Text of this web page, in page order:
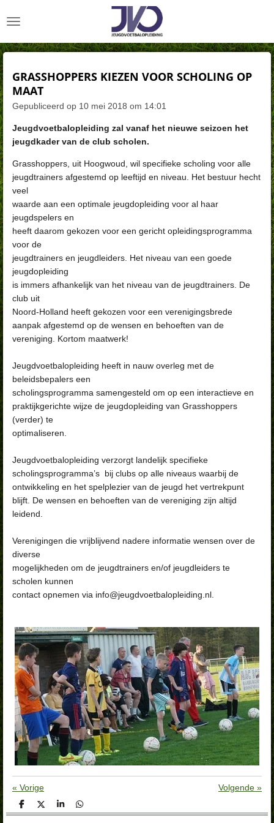
direct
de
GRASSHOPPERS KIEZEN VOOR SCHOLING OP
MAAT
Gepubliceerd op 10 mei 2018 om 14:01
Jeugdvoetbalopleiding zal vanaf het nieuwe seizoen het
jeugdkader van de club scholen.
Grasshoppers, uit Hoogwoud, wil specifieke scholing voor alle
jeugdtrainers afgestemd op leeftijd en niveau. Het bestuur hecht
veel
waarde aan een optimale jeugdopleiding voor al haar
jeugdspelers en
heeft daarom gekozen voor een gericht opleidingsprogramma
voor de
jeugdtrainers en jeugdleiders. Het niveau van een goede
jeugdopleiding
is immers afhankelijk van het niveau van de jeugdtrainers. De
club uit
Noord-Holland heeft gekozen voor een verenigingsbrede
aanpak afgestemd op de wensen en behoeften van de
vereniging. Kortom maatwerk!
Jeugdvoetbalopleiding heeft in nauw overleg met de
beleidsbepalers een
scholingsprogramma samengesteld om op een interactieve en
praktijkgerichte wijze de jeugdopleiding van Grasshoppers
(verder) te
optimaliseren.
Jeugdvoetbalopleiding verzorgt landelijk specifieke
scholingsprogramma’s bij clubs op alle niveaus waarbij de
ontwikkeling en het spelplezier van de jeugd het vertrekpunt
blijft. De wensen en behoeften van de vereniging zijn altijd
leidend.
Verenigingen die vrijblijvend nadere informatie wensen over de
diverse
mogelijkheden om de jeugdtrainers en/of jeugdleiders te
scholen kunnen
contact opnemen via info@jeugdvoetbalopleiding.nl.
« Vorige Volgende »
D
e
D
e
S
h
D
e